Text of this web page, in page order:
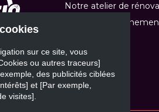
Notre atelier de
Location et
Nos marques
sur ce site, vous
ou autres traceurs]
des publicités ciblées
et [Par exemple,
visites].